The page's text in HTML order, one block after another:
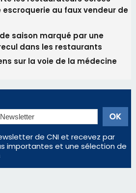
de CNI et recevez par
importantes et une sélection de